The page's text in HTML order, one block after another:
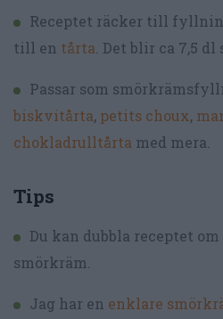
Receptet räcker till
till en tårta. Det blir ca 7,5 dl
Passar som
biskvitårta, petits choux,
chokladrulltårta med mera.
Tips
Du kan dubbla receptet
smörkräm.
Jag har en enklare